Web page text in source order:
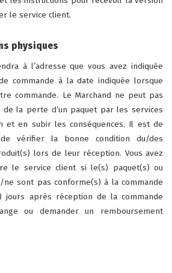
le service client.
physiques
à l’adresse que vous avez indiquée
commande à la date indiquée lorsque
commande. Le Marchand ne peut pas
la perte d’un paquet par les services
et en subir les conséquences. Il est de
vérifier la bonne condition du/des
lors de leur réception. Vous avez
le service client si le(s) paquet(s) ou
ne sont pas conforme(s) à la commande
jours après réception de la commande
ou demander un remboursement